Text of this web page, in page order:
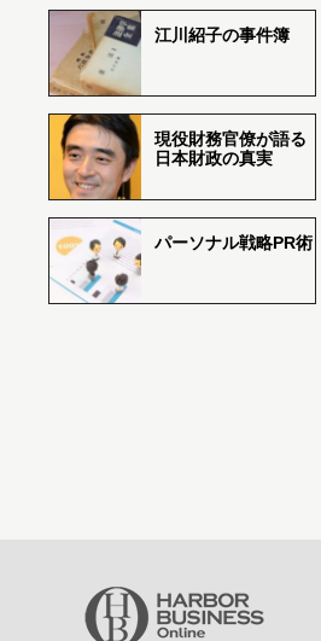
江川紹子の事件簿
現役財務官僚が語る
日本財政の真実
パーソナル戦略PR術